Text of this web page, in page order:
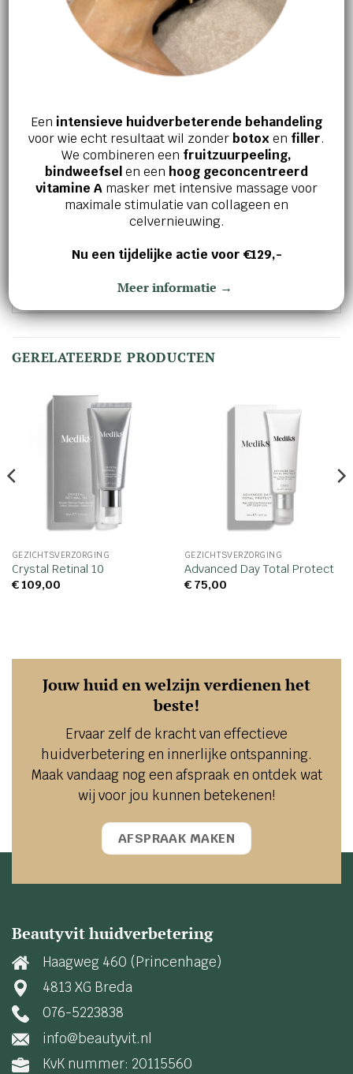
Meng na het reinigen ’s ochtends en ’s
avonds 6 druppels Oxy-R Peptides over het
gezicht, de hals en het decolleté – vermijd
het gebied rond de ogen. Laat het intrekken
OPMERKING
Oxy-R Peptides wordt geleverd in 2×10 ml
flessen. Elke fles blijft 6 weken na opening
krachtig. Activeer de tweede fles nadat de
eerste fles leeg is. Bewaar beide flessen na
buurt van ramen.
GERELATEERDE PRODUCTEN
GEZICHTSVERZORGING
Crystal Retinal 10
€109,00
GEZICHTSVERZORGING
Advanced Day Total Protect
€75,00
Jouw huid en welzijn verdienen het
beste!
Ervaar zelf de kracht van effectieve
huidverbetering en innerlijke ontspanning.
Maak vandaag nog een afspraak en ontdek wat
wij voor jou kunnen betekenen!
AFSPRAAK MAKEN
Beautyvit huidverbetering
Haagweg 460 (Princenhage)
4813 XG Breda
076-5223838
info@beautyvit.nl
KvK nummer: 20115560
Een intensieve huidverbeterende behandeling
voor wie echt resultaat wil zonderbotox en filler.
We combineren een fruitzuurpeeling,
bindweefselen een hoog geconcentreerd
vitamine A masker met intensive massage voor
maximale stimulatie van collageen en
celvernieuwing.
Nu een tijdelijke actie voor €129,-
Meer informatie →